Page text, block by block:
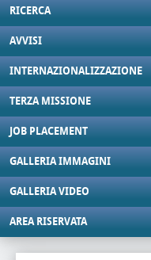
RICERCA
AVVISI
INTERNAZIONALIZZAZIONE
TERZA MISSIONE
JOB PLACEMENT
GALLERIA IMMAGINI
GALLERIA VIDEO
AREA RISERVATA